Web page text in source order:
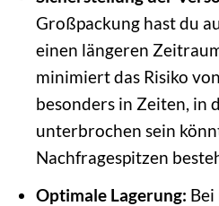
Großpackung hast du
einen längeren
minimiert das Risiko
besonders in Zeiten, in
unterbrochen sein
Nachfragespitzen
Optimale Lagerung: